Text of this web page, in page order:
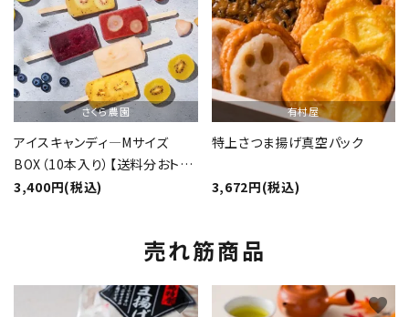
さくら農園
アイスキャンディ―Mサイズ
BOX（10本入り）【送料分おト
ク】
3,400円(税込)
有村屋
特上さつま揚げ真空パック
3,672円(税込)
売れ筋商品
favorite favorite